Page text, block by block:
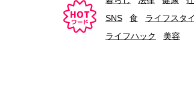
SNS
食 ライフスタ
ライフハック
美容